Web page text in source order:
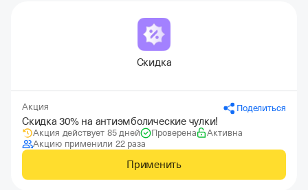
Скидка
Акция Поделиться
Скидка 30% на антиэмболические чулки!
Акция действует 85 дней Проверена
Активна
Акцию применили 22 раза
Применить